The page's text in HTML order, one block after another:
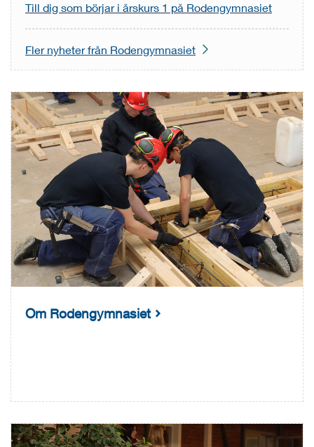
Till dig som börjar i årskurs 1 på Rodengymnasiet
Fler nyheter från Rodengymnasiet
Om Rodengymnasiet